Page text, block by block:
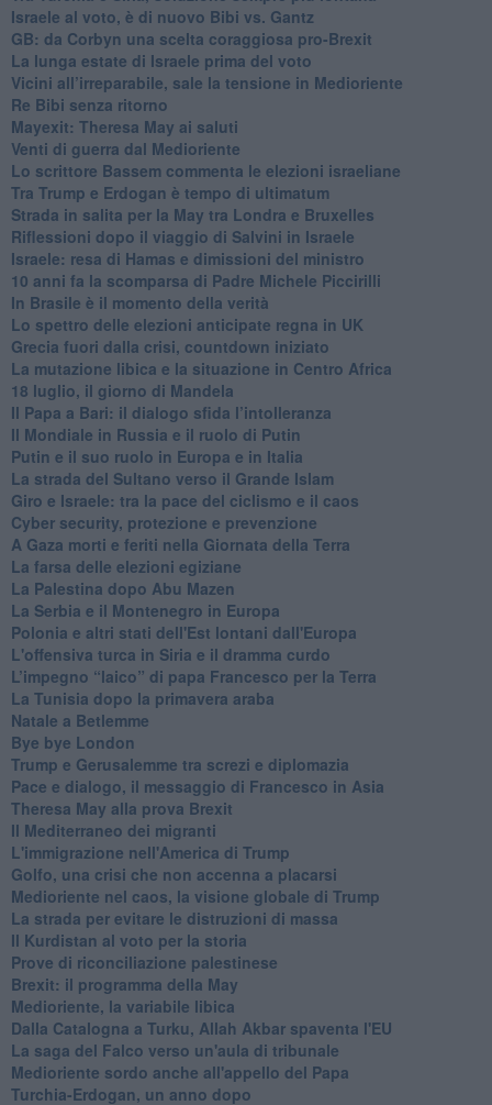
Israele al voto, è di nuovo Bibi vs. Gantz
GB: da Corbyn una scelta coraggiosa pro-Brexit
La lunga estate di Israele prima del voto
Vicini all’irreparabile, sale la tensione in Medioriente
Re Bibi senza ritorno
Mayexit: Theresa May ai saluti
Venti di guerra dal Medioriente
Lo scrittore Bassem commenta le elezioni israeliane
Tra Trump e Erdogan è tempo di ultimatum
Strada in salita per la May tra Londra e Bruxelles
Riflessioni dopo il viaggio di Salvini in Israele
Israele: resa di Hamas e dimissioni del ministro
10 anni fa la scomparsa di Padre Michele Piccirilli
In Brasile è il momento della verità
Lo spettro delle elezioni anticipate regna in UK
Grecia fuori dalla crisi, countdown iniziato
La mutazione libica e la situazione in Centro Africa
18 luglio, il giorno di Mandela
Il Papa a Bari: il dialogo sfida l’intolleranza
Il Mondiale in Russia e il ruolo di Putin
Putin e il suo ruolo in Europa e in Italia
La strada del Sultano verso il Grande Islam
Giro e Israele: tra la pace del ciclismo e il caos
Cyber security, protezione e prevenzione
A Gaza morti e feriti nella Giornata della Terra
La farsa delle elezioni egiziane
La Palestina dopo Abu Mazen
La Serbia e il Montenegro in Europa
Polonia e altri stati dell'Est lontani dall'Europa
L'offensiva turca in Siria e il dramma curdo
L’impegno “laico” di papa Francesco per la Terra
La Tunisia dopo la primavera araba
Natale a Betlemme
Bye bye London
Trump e Gerusalemme tra screzi e diplomazia
Pace e dialogo, il messaggio di Francesco in Asia
Theresa May alla prova Brexit
Il Mediterraneo dei migranti
L'immigrazione nell'America di Trump
Golfo, una crisi che non accenna a placarsi
Medioriente nel caos, la visione globale di Trump
La strada per evitare le distruzioni di massa
Il Kurdistan al voto per la storia
Prove di riconciliazione palestinese
Brexit: il programma della May
Medioriente, la variabile libica
Dalla Catalogna a Turku, Allah Akbar spaventa l'EU
La saga del Falco verso un'aula di tribunale
Medioriente sordo anche all'appello del Papa
Turchia-Erdogan, un anno dopo